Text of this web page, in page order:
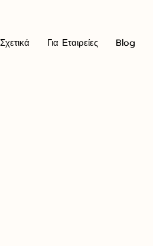
Σχετικά Για Εταιρείες Blog